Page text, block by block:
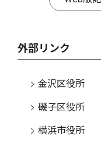
外部リンク
金沢区役所
磯子区役所
横浜市役所